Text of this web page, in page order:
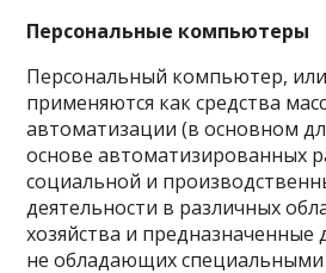
Персональные компьютеры
Персональный компьютер,
применяются как средства
автоматизации (в основном
основе автоматизированных
социальной и
деятельности в различных
хозяйства и предназначенные
не обладающих